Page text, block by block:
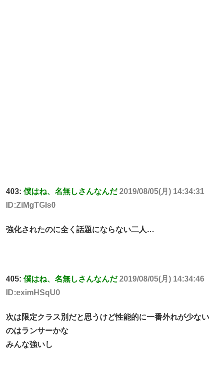
403: 僕はね、名無しさんなんだ 2019/08/05(月) 14:34:31
ID:ZiMgTGIs0
強化されたのに全く話題にならない二人…
405: 僕はね、名無しさんなんだ 2019/08/05(月) 14:34:46
ID:eximHSqU0
次は限定クラス別だと思うけど性能的に一番外れが少ない
のはランサーかな
みんな強いし